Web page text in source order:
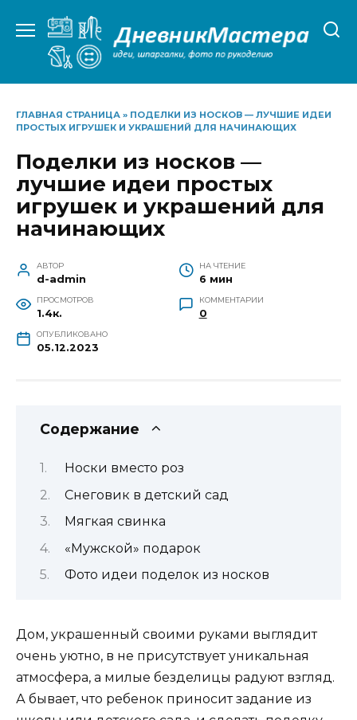
содержанию
ГЛАВНАЯ СТРАНИЦА » ПОДЕЛКИ ИЗ НОСКОВ — ЛУЧШИЕ ИДЕИ
ПРОСТЫХ ИГРУШЕК И УКРАШЕНИЙ ДЛЯ НАЧИНАЮЩИХ
Поделки из носков —
лучшие идеи простых
игрушек и украшений для
начинающих
АВТОР
d-admin
НА ЧТЕНИЕ
6 мин
ПРОСМОТРОВ
1.4к.
КОММЕНТАРИИ
0
ОПУБЛИКОВАНО
05.12.2023
Содержание
Носки вместо роз
Снеговик в детский сад
Мягкая свинка
«Мужской» подарок
Фото идеи поделок из носков
Дом, украшенный своими руками выглядит
очень уютно, в не присутствует уникальная
атмосфера, а милые безделицы радуют взгляд.
А бывает, что ребенок приносит задание из